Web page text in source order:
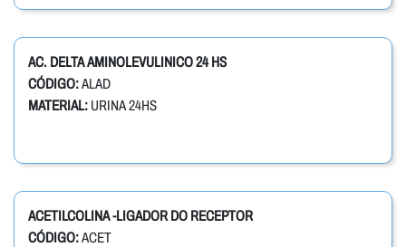
AC. DELTA AMINOLEVULINICO 24 HS
CÓDIGO:ALAD
MATERIAL: URINA 24HS
ACETILCOLINA -LIGADOR DO RECEPTOR
CÓDIGO:ACET